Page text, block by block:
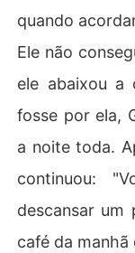
quando
Ele não
ele abaixou a
fosse por ela,
a noite toda.
continuou:
descansar um
café da